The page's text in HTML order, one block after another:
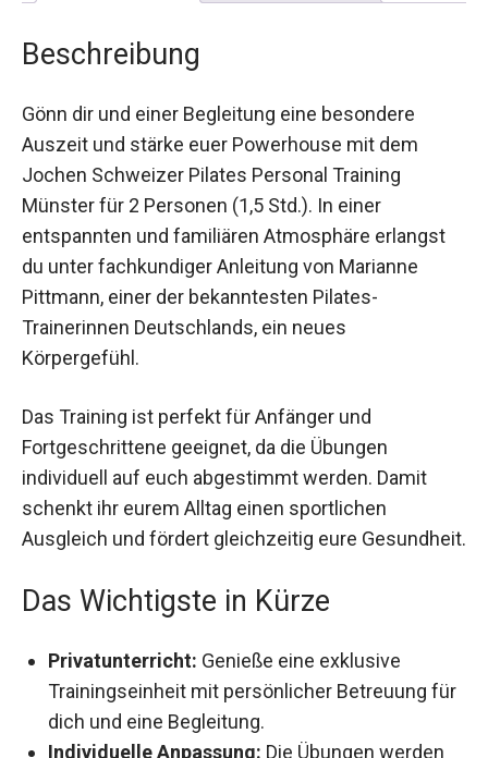
Beschreibung
Gönn dir und einer Begleitung eine besondere
Auszeit und stärke euer Powerhouse mit dem
Jochen Schweizer Pilates Personal Training
Münster für 2 Personen (1,5 Std.). In einer
entspannten und familiären Atmosphäre erlangst
du unter fachkundiger Anleitung von Marianne
Pittmann, einer der bekanntesten Pilates-
Trainerinnen Deutschlands, ein neues
Körpergefühl.
Das Training ist perfekt für Anfänger und
Fortgeschrittene geeignet, da die Übungen
individuell auf euch abgestimmt werden. Damit
schenkt ihr eurem Alltag einen sportlichen
Ausgleich und fördert gleichzeitig eure
Gesundheit.
Das Wichtigste in Kürze
Privatunterricht:
Genieße eine exklusive
Trainingseinheit mit persönlicher Betreuung
für dich und eine Begleitung.